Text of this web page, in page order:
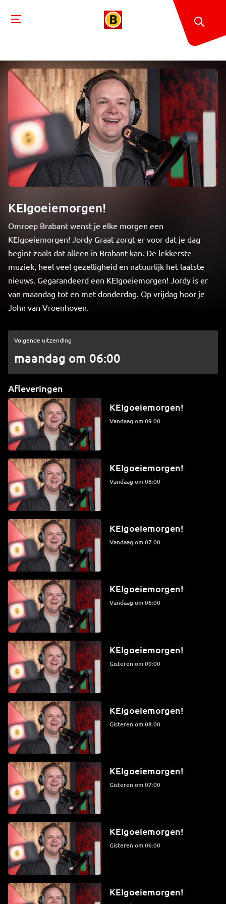
KEIgoeiemorgen!
Omroep Brabant wenst je elke morgen een
KEIgoeiemorgen! Jordy Graat zorgt er voor dat je dag
begint zoals dat alleen in Brabant kan. De lekkerste
muziek, heel veel gezelligheid en natuurlijk het laatste
nieuws. Gegarandeerd een KEIgoeiemorgen! Jordy is er
van maandag tot en met donderdag. Op vrijdag hoor je
John van Vroenhoven.
Volgende uitzending
maandag om 06:00
Afleveringen
KEIgoeiemorgen!
Vandaag om 09:00
KEIgoeiemorgen!
Vandaag om 08:00
KEIgoeiemorgen!
Vandaag om 07:00
KEIgoeiemorgen!
Vandaag om 06:00
KEIgoeiemorgen!
Gisteren om 09:00
KEIgoeiemorgen!
Gisteren om 08:00
KEIgoeiemorgen!
Gisteren om 07:00
KEIgoeiemorgen!
Gisteren om 06:00
KEIgoeiemorgen!